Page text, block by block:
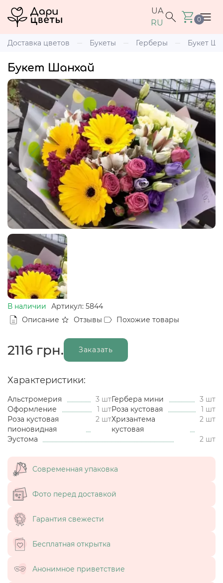
UA
RU
0
Доставка цветов Букеты Герберы Букет
Букет Шанхай
В наличии
Артикул: 5844
Описание
Отзывы Похожие товары
2116 грн. Заказать
Характеристики:
Альстромерия 3 штГербера мини
3 шт
Оформление
1 штРоза кустовая
1 шт
Роза кустовая
пионовидная
2 штХризантема
кустовая
2 шт
Эустома 2 шт
Современная упаковка
Фото перед доставкой
Гарантия свежести
Бесплатная открытка
Анонимное приветствие